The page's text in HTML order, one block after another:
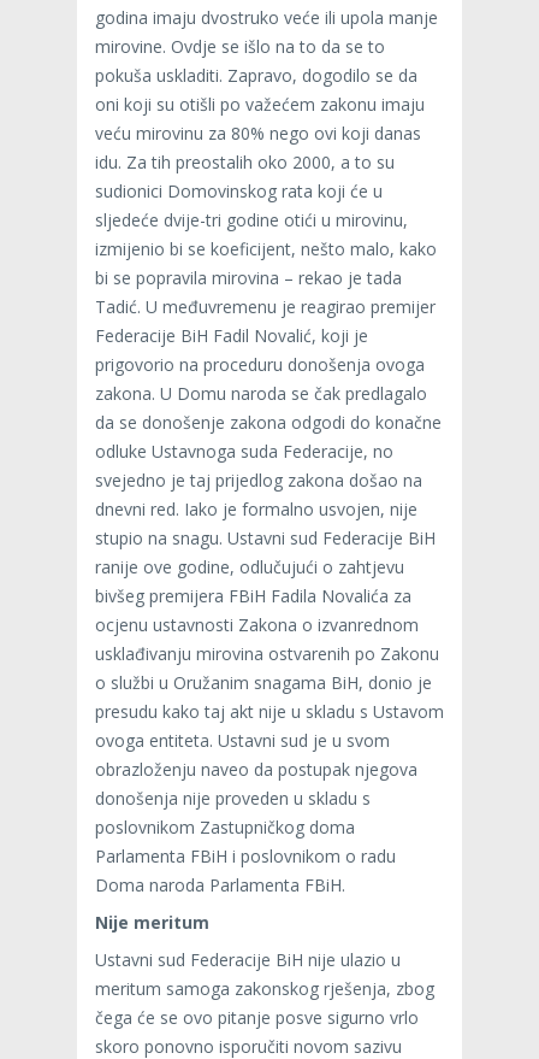
godina imaju dvostruko veće ili upola manje
mirovine. Ovdje se išlo na to da se to
pokuša uskladiti. Zapravo, dogodilo se da
oni koji su otišli po važećem zakonu imaju
veću mirovinu za 80% nego ovi koji danas
idu. Za tih preostalih oko 2000, a to su
sudionici Domovinskog rata koji će u
sljedeće dvije-tri godine otići u mirovinu,
izmijenio bi se koeficijent, nešto malo, kako
bi se popravila mirovina – rekao je tada
Tadić. U međuvremenu je reagirao premijer
Federacije BiH Fadil Novalić, koji je
prigovorio na proceduru donošenja ovoga
zakona. U Domu naroda se čak predlagalo
da se donošenje zakona odgodi do konačne
odluke Ustavnoga suda Federacije, no
svejedno je taj prijedlog zakona došao na
dnevni red. Iako je formalno usvojen, nije
stupio na snagu. Ustavni sud Federacije BiH
ranije ove godine, odlučujući o zahtjevu
bivšeg premijera FBiH Fadila Novalića za
ocjenu ustavnosti Zakona o izvanrednom
usklađivanju mirovina ostvarenih po Zakonu
o službi u Oružanim snagama BiH, donio je
presudu kako taj akt nije u skladu s Ustavom
ovoga entiteta. Ustavni sud je u svom
obrazloženju naveo da postupak njegova
donošenja nije proveden u skladu s
poslovnikom Zastupničkog doma
Parlamenta FBiH i poslovnikom o radu
Doma naroda Parlamenta FBiH.
Nije meritum
Ustavni sud Federacije BiH nije ulazio u
meritum samoga zakonskog rješenja, zbog
čega će se ovo pitanje posve sigurno vrlo
skoro ponovno isporučiti novom sazivu